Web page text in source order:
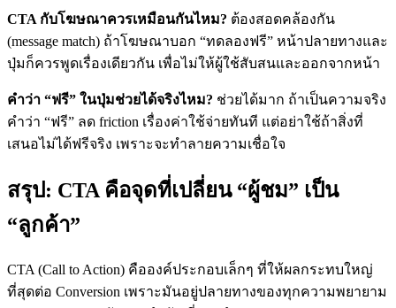
CTA กับโฆษณาควรเหมือนกันไหม? ต้องสอดคล้องกัน
(message match) ถ้าโฆษณาบอก “ทดลองฟรี” หน้าปลายทางและ
ปุ่มก็ควรพูดเรื่องเดียวกัน เพื่อไม่ให้ผู้ใช้สับสนและออกจากหน้า
คำว่า “ฟรี” ในปุ่มช่วยได้จริงไหม? ช่วยได้มาก ถ้าเป็นความจริง
คำว่า “ฟรี” ลด friction เรื่องค่าใช้จ่ายทันที แต่อย่าใช้ถ้าสิ่งที่
เสนอไม่ได้ฟรีจริง เพราะจะทำลายความเชื่อใจ
สรุป: CTA คือจุดที่เปลี่ยน “ผู้ชม” เป็น
“ลูกค้า”
CTA (Call to Action) คือองค์ประกอบเล็กๆ ที่ให้ผลกระทบใหญ่
ที่สุดต่อ Conversion เพราะมันอยู่ปลายทางของทุกความพยายาม